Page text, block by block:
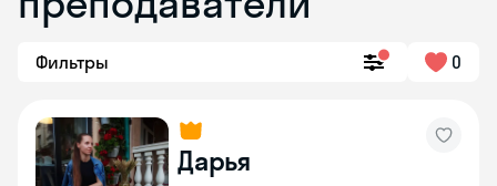
Фильтры 0
Дарья